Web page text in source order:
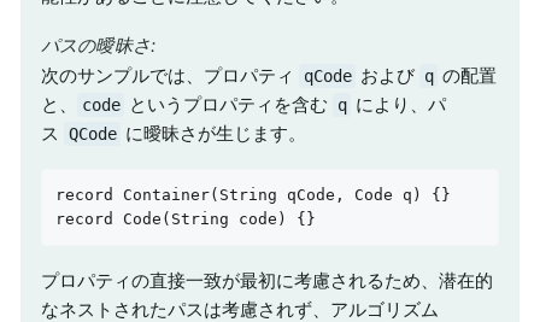
パスの曖昧さ:
次のサンプルでは、プロパティ
qCode および q の配置
と、
code というプロパティを含む q により、パ
ス
QCode に曖昧さが生じます。
record Container(String qCode, Code q)
record Code (String code) {}
プロパティの直接一致が最初に考慮されるため、潜在的
なネストされたパスは考慮されず、アルゴリズム